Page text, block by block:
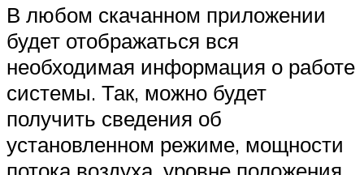
В любом скачанном приложении
будет отображаться вся
необходимая информация о работе
системы. Так, можно будет
получить сведения об
установленном режиме, мощности
потока воздуха, уровне положения